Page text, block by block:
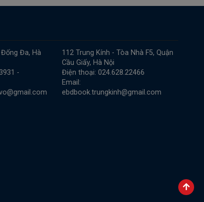
Đống Đa, Hà
-
112 Trung Kính - Tòa Nhà F5, Quận
Cầu Giấy, Hà Nội
Điện thoại: 024.628.22466
Email:
ebdbook.trungkinh@gmail.com